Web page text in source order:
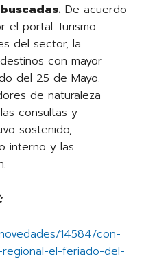
De acuerdo
el portal Turismo
del sector, la
con mayor
del 25 de Mayo.
de naturaleza
consultas y
sostenido,
interno y las
14584/con-
el-feriado-del-